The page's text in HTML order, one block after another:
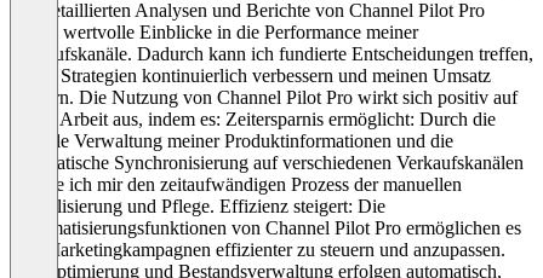
Die detaillierten Analysen und Berichte von Channel Pilot Pro
liefern wertvolle Einblicke in die Performance meiner
Verkaufskanäle. Dadurch kann ich fundierte Entscheidungen treffen,
meine Strategien kontinuierlich verbessern und meinen Umsatz
steigern. Die Nutzung von Channel Pilot Pro wirkt sich positiv auf
meine Arbeit aus, indem es: Zeitersparnis ermöglicht: Durch die
zentrale Verwaltung meiner Produktinformationen und die
automatische Synchronisierung auf verschiedenen Verkaufskanälen
erspare ich mir den zeitaufwändigen Prozess der manuellen
Aktualisierung und Pflege. Effizienz steigert: Die
Automatisierungsfunktionen von Channel Pilot Pro ermöglichen es
mir, Marketingkampagnen effizienter zu steuern und anzupassen.
Preisoptimierung und Bestandsverwaltung erfolgen automatisch,